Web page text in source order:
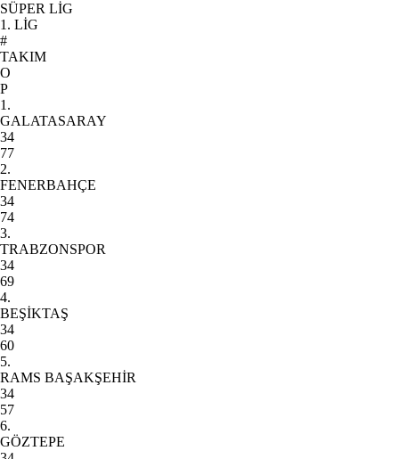
SÜPER LİG
1. LİG
#
TAKIM
O
P
1.
GALATASARAY
34
77
2.
FENERBAHÇE
34
74
3.
TRABZONSPOR
34
69
4.
BEŞİKTAŞ
34
60
5.
RAMS BAŞAKŞEHİR
34
57
6.
GÖZTEPE